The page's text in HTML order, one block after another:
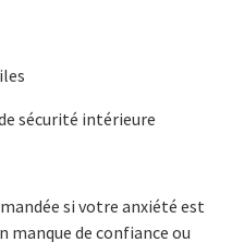
sécurité intérieure
si votre anxiété est
manque de confiance ou